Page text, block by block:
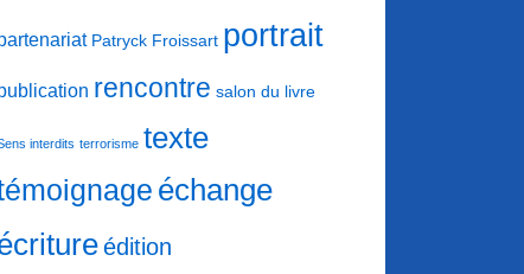
Patryck Froissart portrait
rencontre salon du livre
interdits terrorisme texte
échange
édition